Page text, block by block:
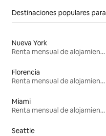
Destinaciones populares
Nueva York
Renta mensual de alojamientos
Florencia
Renta mensual de alojamientos
Miami
Renta mensual de alojamientos
Seattle